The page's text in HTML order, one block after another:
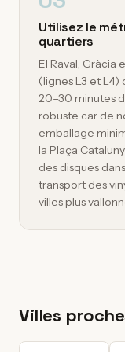
Utilisez le
quartiers
El Raval, Gràcia
(lignes L3 et
20–30 minutes
robuste car de
emballage
la Plaça
des disques
transport des
villes plus
Villes